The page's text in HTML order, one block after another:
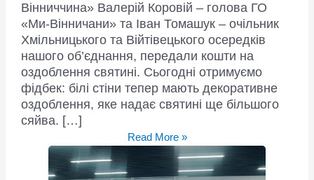
Вінниччина» Валерій Коровій – голова ГО
«Ми-Вінничани» та Іван Томашук – очільник
Хмільницького та Війтівецького осередків
нашого об’єднання, передали кошти на
оздоблення святині. Сьогодні отримуємо
фідбек: білі стіни тепер мають декоративне
оздоблення, яке надає святині ще більшого
сяйва. […]
Від
білих
стін
Read More »